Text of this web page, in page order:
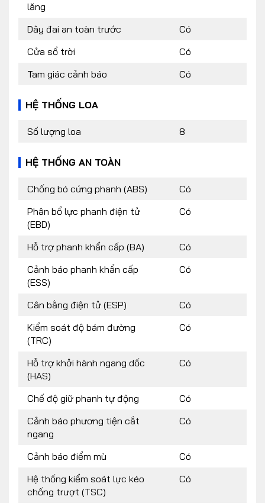
lăng
Dây đai an toàn trước
Có
Cửa sổ trời
Có
Tam giác cảnh báo
Có
HỆ THỐNG LOA
Số lượng loa 8
HỆ THỐNG AN TOÀN
Chống bó cứng phanh (ABS)
Có
Phân bổ lực phanh điện tử
(EBD)
Có
Hỗ trợ phanh khẩn cấp (BA)
Có
Cảnh báo phanh khẩn cấp
(ESS)
Có
Cân bằng điện tử (ESP)
Có
Kiểm soát độ bám đường
(TRC)
Có
Hỗ trợ khởi hành ngang dốc
(HAS)
Có
Chế độ giữ phanh tự động
Có
Cảnh báo phương tiện cắt
ngang
Có
Cảnh báo điểm mù
Có
Hệ thống kiểm soát lực kéo
chống trượt (TSC)
Có